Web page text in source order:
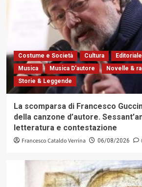
Costume e Società Cultura Editoriale
Musica
Musica D'autore
Novelle &
Storie & Leggende
La scomparsa di Francesco
della canzone d’autore.
letteratura e contestazione
Francesco Cataldo Verrina 06/08/2026